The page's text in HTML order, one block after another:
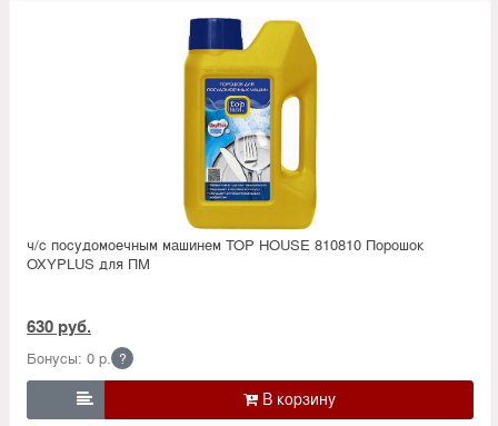
ч/с посудомоечным машинем TOP HOUSE 810810 Порошок
OXYPLUS для ПМ
630 руб.
Бонусы: 0 р. ?
